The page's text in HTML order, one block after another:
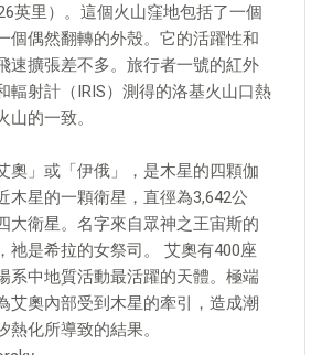
英里）。這個火山窪地包括了一個
個偶然翻轉的外殼。它的活躍性和
速擴張差不多。旅行者一號的紅外
輻射計（IRIS）測得的洛基火山口熱
山的一致。
奧」或「伊俄」，是木星的四顆伽
木星的一顆衛星，直徑為3,642公
大衛星。名字來自眾神之王宙斯的
祂是希拉的女祭司。 艾奧有400座
系中地質活動最活躍的天體。極端
艾奧內部受到木星的牽引，造成潮
熱化所導致的結果。